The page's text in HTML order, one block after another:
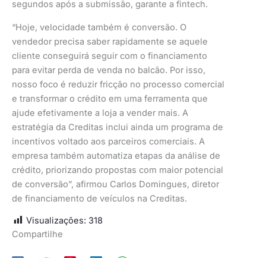
segundos após a submissão, garante a fintech.
“Hoje, velocidade também é conversão. O
vendedor precisa saber rapidamente se aquele
cliente conseguirá seguir com o financiamento
para evitar perda de venda no balcão. Por isso,
nosso foco é reduzir fricção no processo comercial
e transformar o crédito em uma ferramenta que
ajude efetivamente a loja a vender mais. A
estratégia da Creditas inclui ainda um programa de
incentivos voltado aos parceiros comerciais. A
empresa também automatiza etapas da análise de
crédito, priorizando propostas com maior potencial
de conversão”, afirmou Carlos Domingues, diretor
de financiamento de veículos na Creditas.
Visualizações: 318
Compartilhe